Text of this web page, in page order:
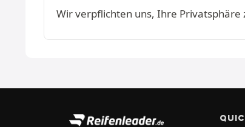
Wir verpflichten uns, Ihre